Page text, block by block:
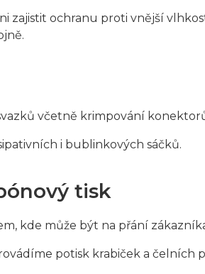
zajistit ochranu proti vnější
včetně krimpování
i bublinkových sáčků.
tisk
kde může být na přání
potisk krabiček a čelních